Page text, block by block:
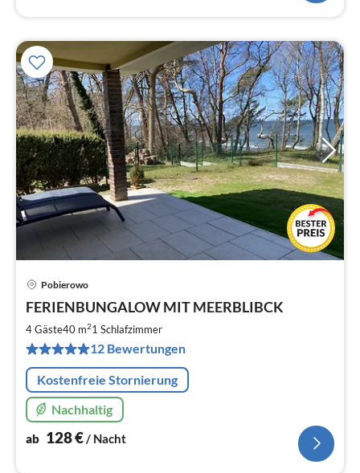
Pobierowo
FERIENBUNGALOW MIT MEERBLIBCK
4 Gäste40 m21 Schlafzimmer
12 Bewertungen
Kostenfreie Stornierung
Nachhaltig
ab 128€/ Nacht